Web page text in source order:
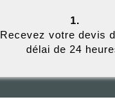
1.
Recevez votre devis
délai de 24